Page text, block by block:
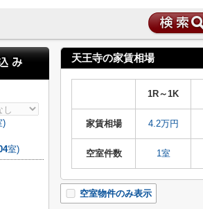
天王寺の家賃相場
1R～1K
家賃相場 4.2万円
空室件数 1室
空室物件のみ表示
)
室)